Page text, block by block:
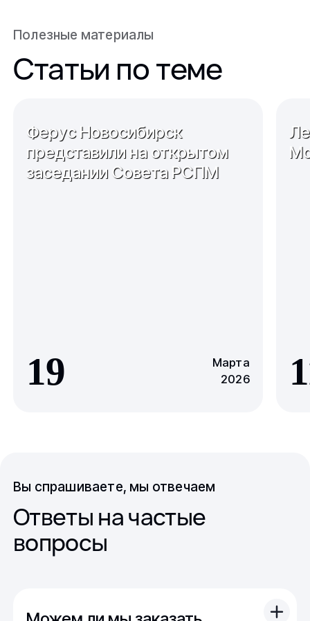
Полезные материалы
Статьи по теме
Ферус Новосибирск
представили на открытом
заседании Совета РСПМ
19
Марта
2026
Вы спрашиваете, мы отвечаем
Ответы на частые
вопросы